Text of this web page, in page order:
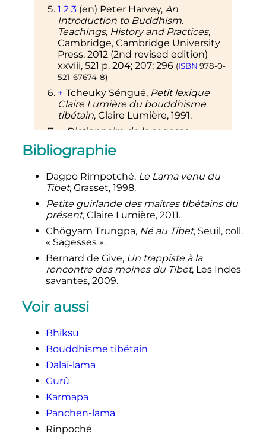
1 2 3 (en) Peter Harvey, An
Introduction to Buddhism.
Teachings, History and Practices,
Cambridge, Cambridge University
Press, 2012 (2nd revised edition)
xxviii, 521 p. 204; 207; 296 (ISBN 978-0-
521-67674-8)
↑ Tcheuky Séngué, Petit lexique
Claire Lumière du bouddhisme
tibétain, Claire Lumière, 1991.
↑Dictionnaire de la sagesse
orientale
, Robert Laffont, coll.
« Bouquins », 1989, p. 312-313
Philippe Cornu
Dictionnaire
encyclopédique du Bouddhisme,
Paris Seuil, 2006,
82273-2), p. 346.
↑Bokar RinpochéPrendre Refuge
« http://www.buddhaline.net/spip.ph
p?article1099
Archive.is• Google• Que faire?)
↑« Relation de voyage de Shang-
Haï à Moscou par Pékin, la Mongolie
Édouard Charton (Dir.),
voyages
Bibliographie
Dagpo Rimpotché, Le Lama venu du
Tibet, Grasset, 1998.
Petite guirlande des maîtres tibétains du
présent, Claire Lumière, 2011.
Chögyam Trungpa, Né au Tibet, Seuil, coll.
« Sagesses ».
Bernard de Give, Un trappiste à la
rencontre des moines du Tibet, Les Indes
savantes, 2009.
Voir aussi
Bhikṣu
Bouddhisme tibétain
Dalaï-lama
Gurû
Karmapa
Panchen-lama
Rinpoché